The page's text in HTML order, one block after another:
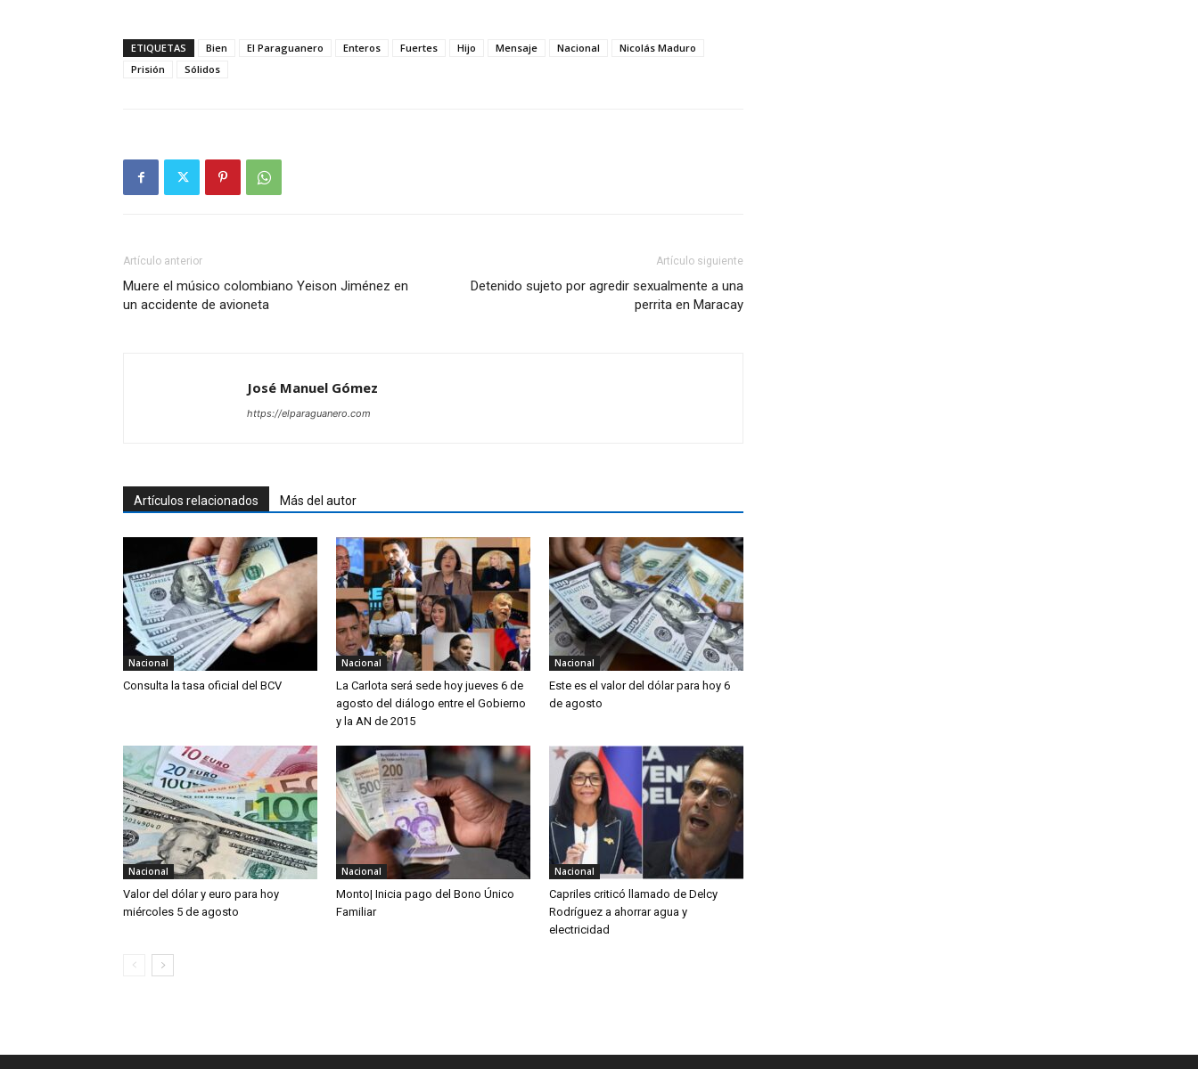
ETIQUETAS Bien El Paraguanero Enteros Fuertes Hijo Mensaje Nacional
Nicolás Maduro
Prisión
Sólidos
Artículo anterior
Muere el músico colombiano Yeison Jiménez en
un accidente de avioneta
Artículo siguiente
Detenido sujeto por agredir sexualmente a una
perrita en Maracay
José Manuel Gómez
https://elparaguanero.com
Artículos relacionados Más del autor
Nacional
Consulta la tasa oficial del BCV
Nacional
La Carlota será sede hoy jueves 6 de
agosto del diálogo entre el Gobierno
y la AN de 2015
Nacional
Este es el valor del dólar para hoy 6
de agosto
Nacional
Valor del dólar y euro para hoy
miércoles 5 de agosto
Nacional
Monto| Inicia pago del Bono Único
Familiar
Nacional
Capriles criticó llamado de Delcy
Rodríguez a ahorrar agua y
electricidad